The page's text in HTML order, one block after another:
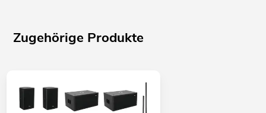
Zugehörige Produkte